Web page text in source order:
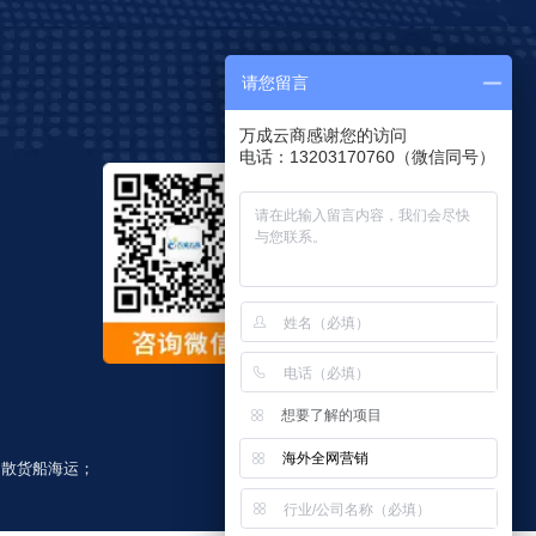
散货船海运 ；
请您留言
万成云商感谢您的访问
电话：13203170760（微信同号）
想要了解的项目
海外全网营销